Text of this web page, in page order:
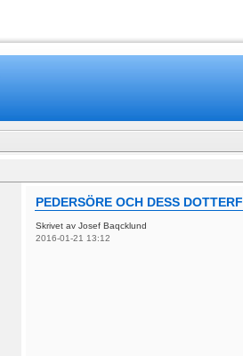
PEDERSÖRE OCH DESS
Skrivet av Josef Baqcklund
2016-01-21 13:12